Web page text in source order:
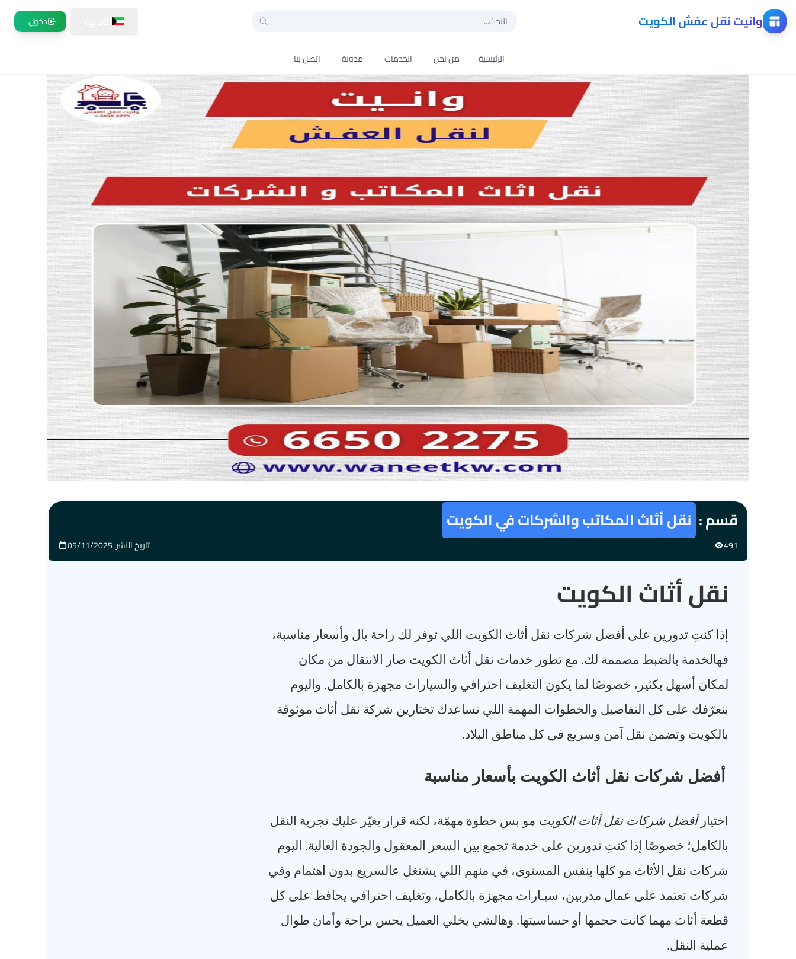
وانيت نقل عفش الكويت دخول
الرئيسية من نحن الخدمات مدونة اتصل بنا
قسم : نقل أثاث المكاتب والشركات في الكويت
491 تاريخ النشر: 05/11/2025
نقل أثاث الكويت
إذا كنتِ تدورين على أفضل شركات نقل أثاث الكويت اللي توفر لك راحة بال وأسعار مناسبة،
فهالخدمة بالضبط مصممة لك. مع تطور خدمات نقل أثاث الكويت صار الانتقال من مكان
لمكان أسهل بكثير، خصوصًا لما يكون التغليف احترافي والسيارات مجهزة بالكامل. واليوم
بنعرّفك على كل التفاصيل والخطوات المهمة اللي تساعدك تختارين شركة نقل أثاث موثوقة
بالكويت وتضمن نقل آمن وسريع في كل مناطق البلاد.
أفضل شركات نقل أثاث الكويت بأسعار مناسبة
اختيارأفضل شركات نقل أثاث الكويت مو بس خطوة مهمّة، لكنه قرار يغيّر عليك تجربة النقل
بالكامل؛ خصوصًا إذا كنتِ تدورين على خدمة تجمع بين السعر المعقول والجودة العالية. اليوم
شركات نقل الأثاث مو كلها بنفس المستوى، في منهم اللي يشتغل عالسريع بدون اهتمام وفي
شركات تعتمد على عمال مدربين، سيـارات مجهزة بالكامل، وتغليف احترافي يحافظ على كل
قطعة أثاث مهما كانت حجمها أو حساسيتها. وهالشي يخلي العميل يحس براحة وأمان طوال
عملية النقل.